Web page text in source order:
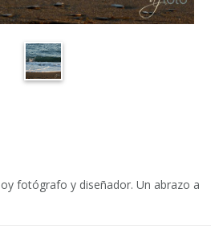
fotógrafo y diseñador. Un abrazo a